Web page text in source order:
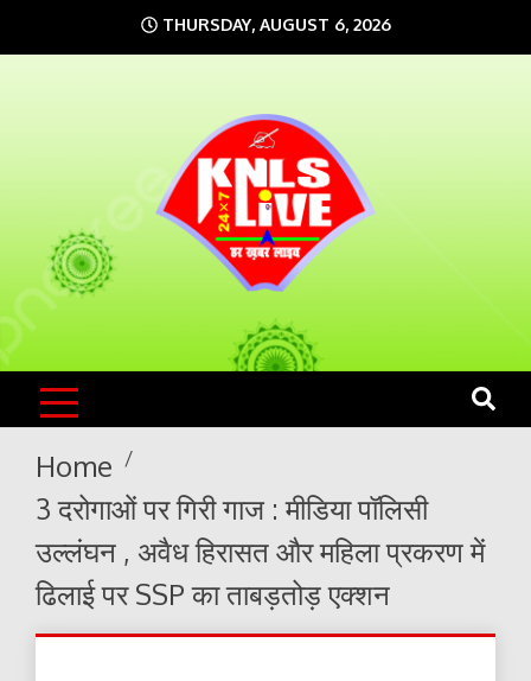
to
THURSDAY, AUGUST 6, 2026
KNLS LIVE
India`s No.1 News Portal
Home
3 दरोगाओं पर गिरी गाज : मीडिया पॉलिसी
उल्लंघन , अवैध हिरासत और महिला प्रकरण में
ढिलाई पर SSP का ताबड़तोड़ एक्शन